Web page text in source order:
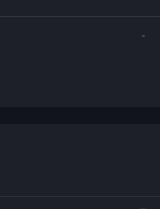
-